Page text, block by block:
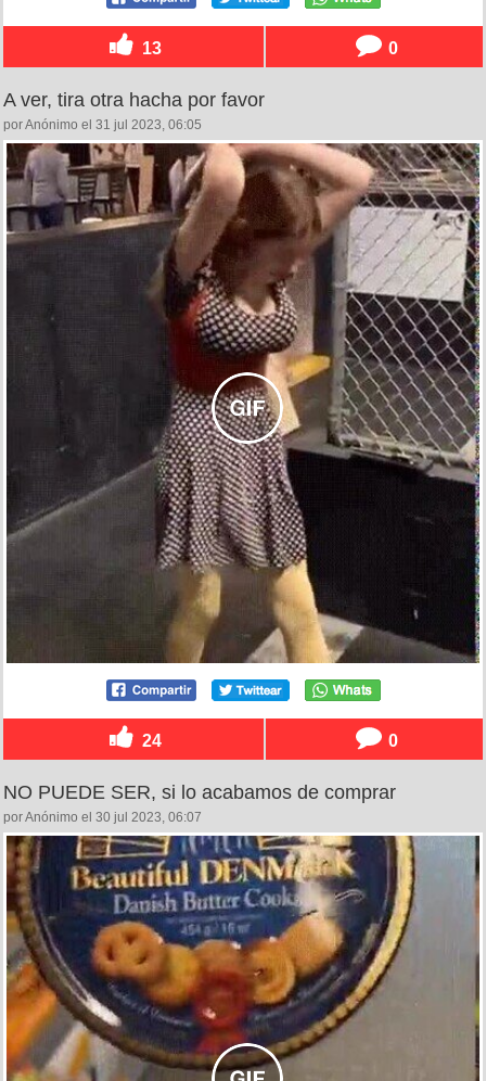
13 0
A ver, tira otra hacha por favor
por Anónimo el 31 jul 2023, 06:05
24 0
NO PUEDE SER, si lo acabamos de comprar
por Anónimo el 30 jul 2023, 06:07